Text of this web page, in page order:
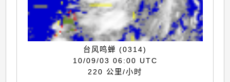
台风鸣蝉 (0314)
10/09/03 06:00 UTC
220 公里/小时